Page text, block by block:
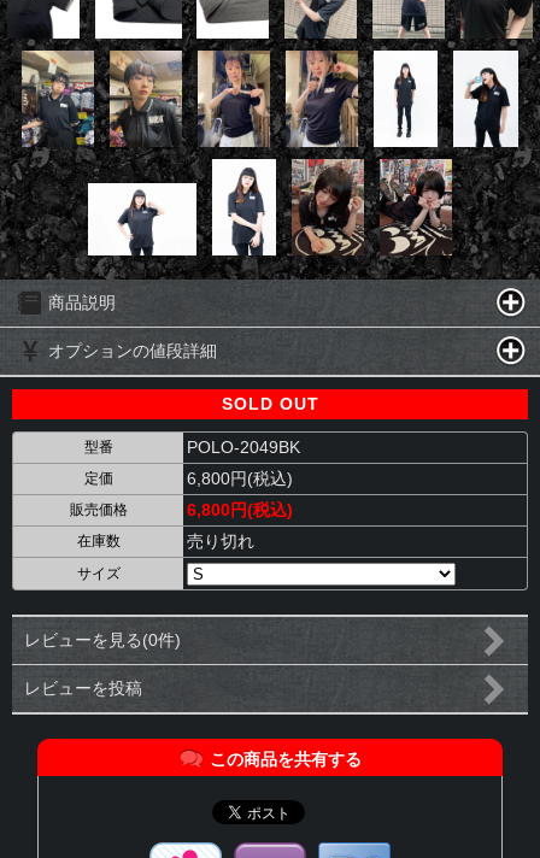
商品説明
オプションの値段詳細
SOLD OUT
型番 POLO-2049BK
定価 6,800円(税込)
販売価格 6,800円(税込)
在庫数 売り切れ
サイズ
レビューを見る(0件)
レビューを投稿
この商品を共有する